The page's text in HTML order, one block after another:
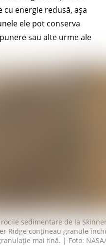
energie redusă, așa
ele pot conserva
sau alte urme ale
sedimentare de la
Ridge conțineau granule
mai fină. | Foto: NASA/